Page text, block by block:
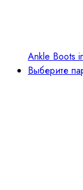
Ankle Boots
Выберите